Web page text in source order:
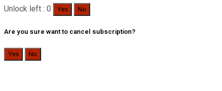
Unlock left : 0 Yes No
Are you sure want to cancel subscription?
Yes No